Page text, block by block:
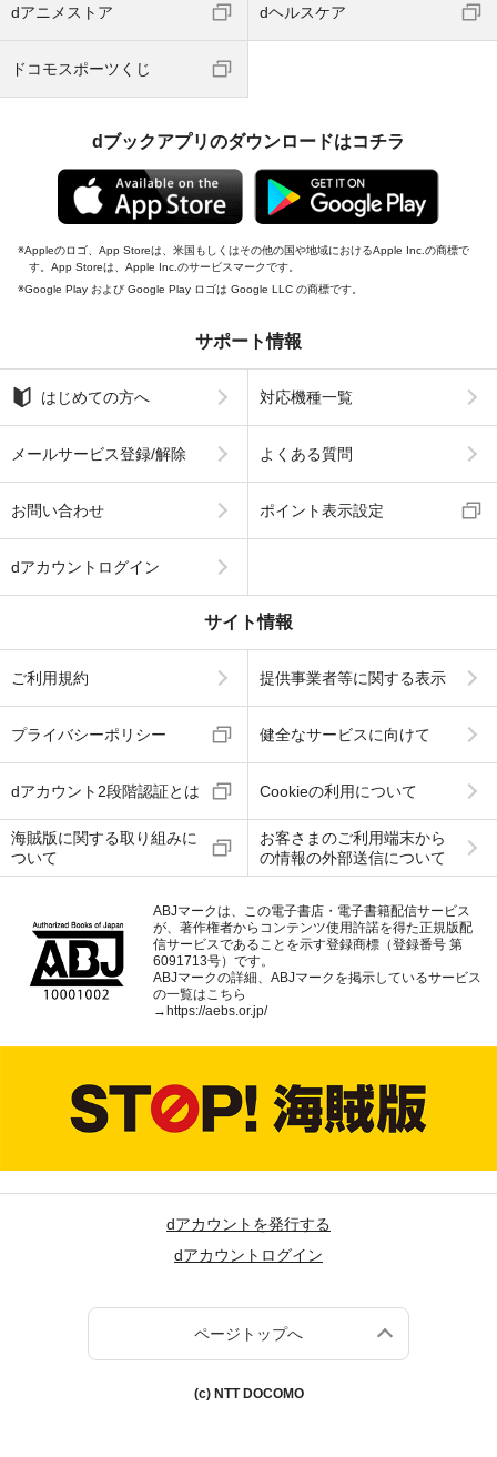
dアニメストア dヘルスケア
ドコモスポーツくじ
dブックアプリのダウンロードはコチラ
Appleのロゴ、App Storeは、米国もしくはその他の国や地域におけるApple Inc.の商標で
す。App Storeは、Apple Inc.のサービスマークです。
Google Play および Google Play ロゴは Google LLC の商標です。
サポート情報
はじめての方へ 対応機種一覧
メールサービス登録/解除 よくある質問
お問い合わせ ポイント表示設定
dアカウントログイン
サイト情報
ご利用規約 提供事業者等に関する表示
プライバシーポリシー 健全なサービスに向けて
dアカウント2段階認証とは Cookieの利用について
海賊版に関する取り組みに
ついて
お客さまのご利用端末から
の情報の外部送信について
ABJマークは、この電子書店・電子書籍配信サービス
が、著作権者からコンテンツ使用許諾を得た正規版配
信サービスであることを示す登録商標（登録番号 第
6091713号）です。
ABJマークの詳細、ABJマークを掲示しているサービス
の一覧はこちら
→https://aebs.or.jp/
dアカウントを発行する
dアカウントログイン
ページトップへ
(c) NTT DOCOMO